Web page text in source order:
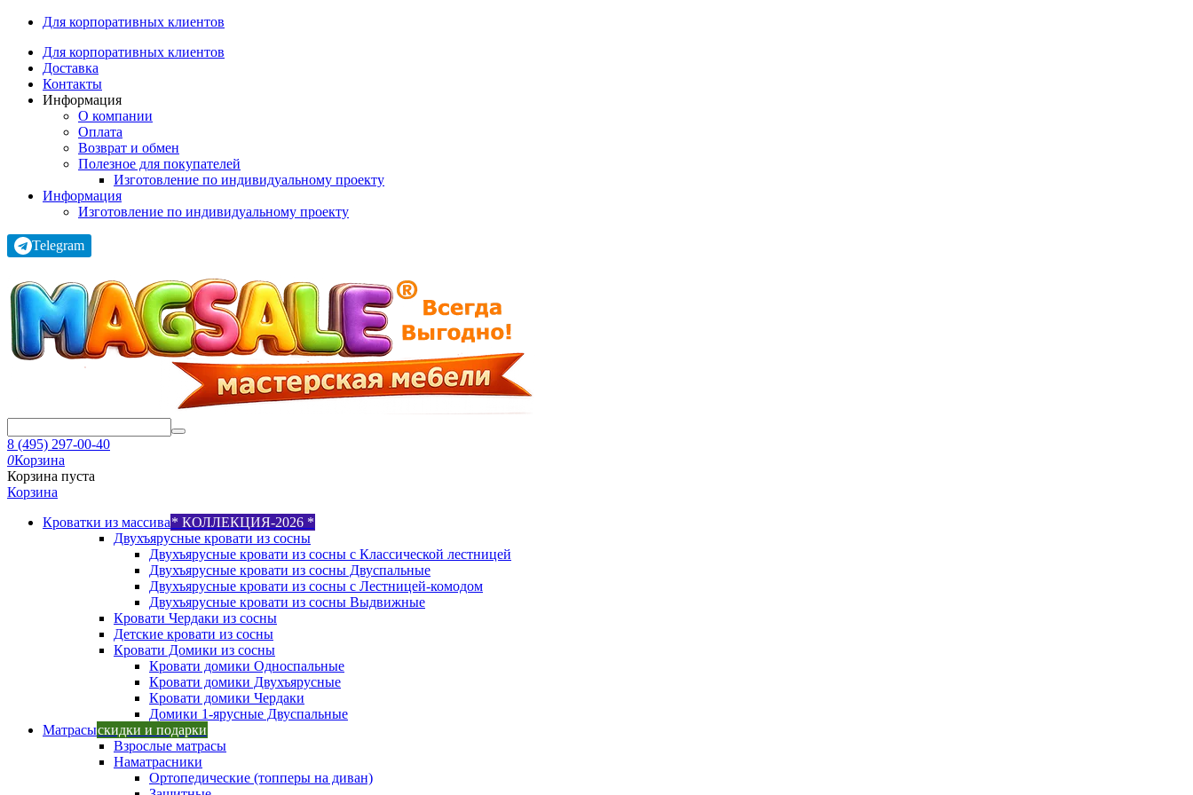
Для корпоративных клиентов
Для корпоративных клиентов
Доставка
Контакты
Информация
О компании
Оплата
Возврат и обмен
Полезное для покупателей
Изготовление по индивидуальному проекту
Информация
Изготовление по индивидуальному проекту
Telegram
8 (495) 297-00-40
0Корзина
Корзина пуста
Корзина
Кроватки из массива* КОЛЛЕКЦИЯ-2026 *
Двухъярусные кровати из сосны
Двухъярусные кровати из сосны с Классической лестницей
Двухъярусные кровати из сосны Двуспальные
Двухъярусные кровати из сосны с Лестницей-комодом
Двухъярусные кровати из сосны Выдвижные
Кровати Чердаки из сосны
Детские кровати из сосны
Кровати Домики из сосны
Кровати домики Односпальные
Кровати домики Двухъярусные
Кровати домики Чердаки
Домики 1-ярусные Двуспальные
Матрасыскидки и подарки
Взрослые матрасы
Наматрасники
Ортопедические (топперы на диван)